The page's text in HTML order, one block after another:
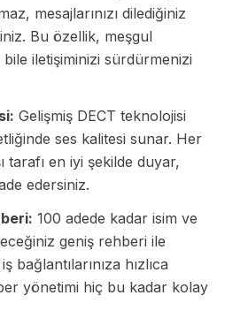
mesajlarınızı dilediğiniz
Bu özellik, meşgul
iletişiminizi sürdürmenizi
Gelişmiş DECT teknolojisi
ses kalitesi sunar. Her
tarafı en iyi şekilde duyar,
edersiniz.
100 adede kadar isim ve
geniş rehberi ile
bağlantılarınıza hızlıca
yönetimi hiç bu kadar kolay